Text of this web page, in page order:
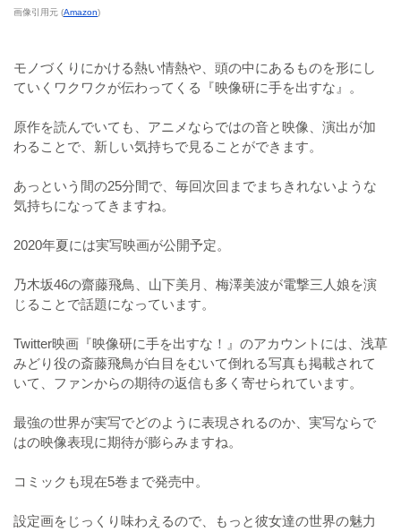
画像引用元 (Amazon)
モノづくりにかける熱い情熱や、頭の中にあるものを形にし
ていくワクワクが伝わってくる『映像研に手を出すな』。
原作を読んでいても、アニメならではの音と映像、演出が加
わることで、新しい気持ちで見ることができます。
あっという間の25分間で、毎回次回までまちきれないような
気持ちになってきますね。
2020年夏には実写映画が公開予定。
乃木坂46の齋藤飛鳥、山下美月、梅澤美波が電撃三人娘を演
じることで話題になっています。
Twitter映画『映像研に手を出すな！』のアカウントには、浅草
みどり役の斎藤飛鳥が白目をむいて倒れる写真も掲載されて
いて、ファンからの期待の返信も多く寄せられています。
最強の世界が実写でどのように表現されるのか、実写ならで
はの映像表現に期待が膨らみますね。
コミックも現在5巻まで発売中。
設定画をじっくり味わえるので、もっと彼女達の世界の魅力